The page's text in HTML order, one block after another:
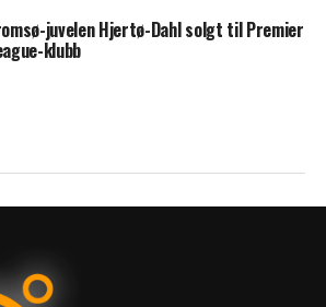
juvelen Hjertø-Dahl solgt til Premier
klubb